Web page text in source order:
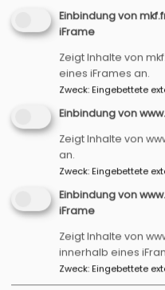
Juli bis
2025
2025_07_12
Hauptnavigation
Startseite
Aktuelles Programm
Acht Themenfelder
Einbindung von
iFrame
Zeigt Inhalte von
eines iFrames an.
Zweck:Eingebettete
Einbindung von
Zeigt Inhalte von
an.
Zweck:Eingebettete
Einbindung von
iFrame
Zeigt Inhalte von
innerhalb eines
Zweck:Eingebettete